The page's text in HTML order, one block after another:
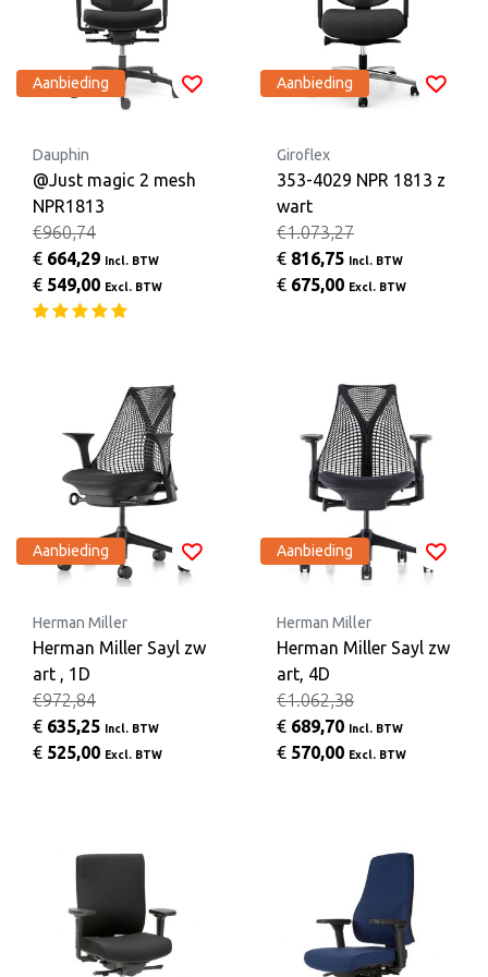
Aanbieding
Dauphin
@Just magic 2 mesh
NPR1813
€960,74
€ 664,29 Incl. BTW
€ 549,00 Excl. BTW
Aanbieding
Giroflex
353-4029 NPR 1813 z
wart
€1.073,27
€ 816,75 Incl. BTW
€ 675,00 Excl. BTW
Aanbieding
Herman Miller
Herman Miller Sayl zw
art , 1D
€972,84
€ 635,25 Incl. BTW
€ 525,00 Excl. BTW
Aanbieding
Herman Miller
Herman Miller Sayl zw
art, 4D
€1.062,38
€ 689,70 Incl. BTW
€ 570,00 Excl. BTW